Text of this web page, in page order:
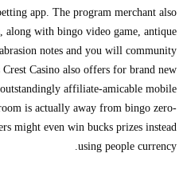
level betting app. The program
points, along with bingo video
game, abrasion notes and you will
Vegas Crest Casino also offers for
to a keen outstandingly affiliate-
types of room is actually away from
players might even win bucks
using